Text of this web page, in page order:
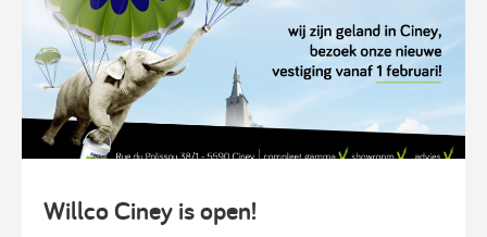
Willco Ciney is open!